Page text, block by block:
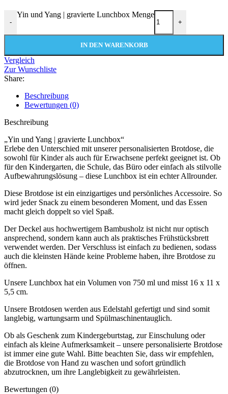
-
Yin und Yang | gravierte Lunchbox Menge
+
IN DEN WARENKORB
Vergleich
Zur Wunschliste
Share:
Beschreibung
Bewertungen (0)
Beschreibung
„Yin und Yang | gravierte Lunchbox“
Erlebe den Unterschied mit unserer personalisierten Brotdose, die
sowohl für Kinder als auch für Erwachsene perfekt geeignet ist. Ob
für den Kindergarten, die Schule, das Büro oder einfach als stilvolle
Aufbewahrungslösung – diese Lunchbox ist ein echter Allrounder.
Diese Brotdose ist ein einzigartiges und persönliches Accessoire. So
wird jeder Snack zu einem besonderen Moment, und das Essen
macht gleich doppelt so viel Spaß.
Der Deckel aus hochwertigem Bambusholz ist nicht nur optisch
ansprechend, sondern kann auch als praktisches Frühstücksbrett
verwendet werden. Der Verschluss ist einfach zu bedienen, sodass
auch die kleinsten Hände keine Probleme haben, ihre Brotdose zu
öffnen.
Unsere Lunchbox hat ein Volumen von 750 ml und misst 16 x 11 x
5,5 cm.
Unsere Brotdosen werden aus Edelstahl gefertigt und sind somit
langlebig, wartungsarm und Spülmaschinentauglich.
Ob als Geschenk zum Kindergeburtstag, zur Einschulung oder
einfach als kleine Aufmerksamkeit – unsere personalisierte Brotdose
ist immer eine gute Wahl. Bitte beachten Sie, dass wir empfehlen,
die Brotdose von Hand zu waschen und sofort gründlich
abzutrocknen, um ihre Langlebigkeit zu gewährleisten.
Bewertungen (0)